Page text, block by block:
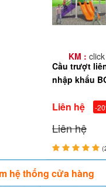
KM :
Cầu trượt
nhập khẩu
Liên hệ -
Liên hệ
hệ thống cửa hàng